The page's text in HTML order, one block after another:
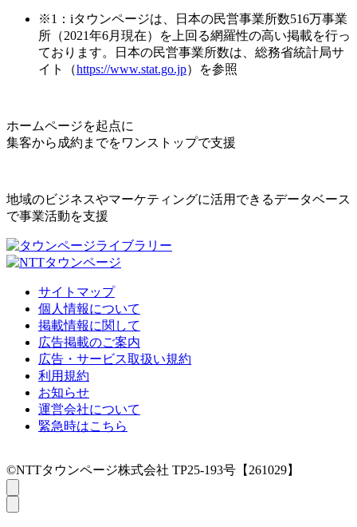
※1：iタウンページは、日本の民営事業所数516万事業
所（2021年6月現在）を上回る網羅性の高い掲載を行っ
ております。日本の民営事業所数は、総務省統計局サ
イト（https://www.stat.go.jp）を参照
ホームページを起点に
集客から成約までをワンストップで支援
地域のビジネスやマーケティングに活用できるデータベース
で事業活動を支援
サイトマップ
個人情報について
掲載情報に関して
広告掲載のご案内
広告・サービス取扱い規約
利用規約
お知らせ
運営会社について
緊急時はこちら
©NTTタウンページ株式会社 TP25-193号【261029】